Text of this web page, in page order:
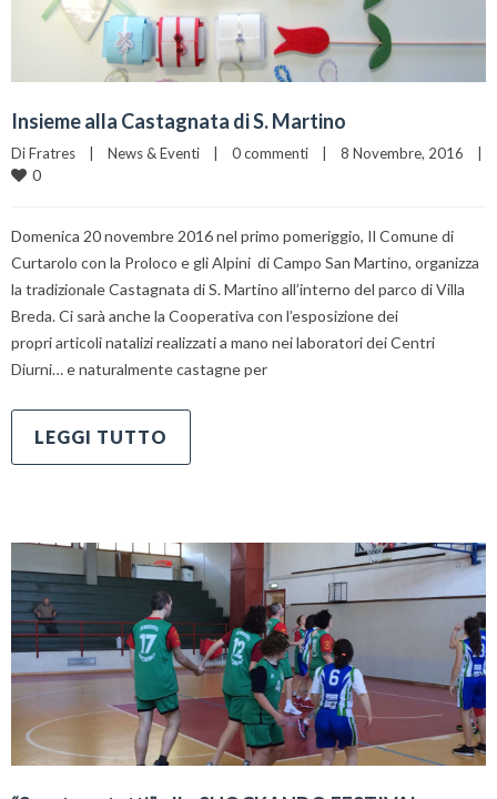
Insieme alla Castagnata di S. Martino
Di Fratres | News & Eventi | 0 commenti | 8 Novembre, 2016 |
0
Domenica 20 novembre 2016 nel primo pomeriggio, Il Comune di
Curtarolo con la Proloco e gli Alpini di Campo San Martino, organizza
la tradizionale Castagnata di S. Martino all’interno del parco di Villa
Breda. Ci sarà anche la Cooperativa con l’esposizione dei
propri articoli natalizi realizzati a mano nei laboratori dei Centri
Diurni… e naturalmente castagne per
LEGGI TUTTO